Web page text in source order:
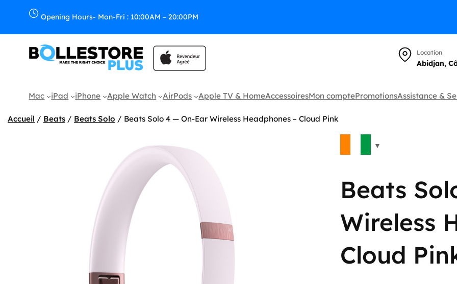
Opening Hours- Mon-Fri : 10:00AM – 20:00PM
Location
Abidjan,
Mac iPad iPhone Apple Watch AirPods Apple TV & HomeAccessoiresMon comptePromotionsAssistance &
Accueil / Beats / Beats Solo / Beats Solo 4 — On-Ear Wireless Headphones – Cloud Pink
Beats
Wireless
Cloud